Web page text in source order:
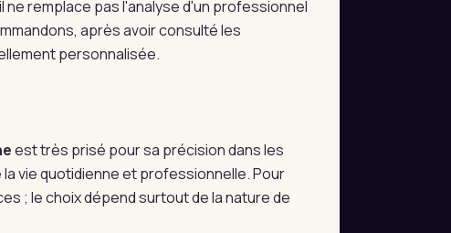
ne remplace pas l'analyse d'un professionnel
après avoir consulté les
personnalisée.
est très prisé pour sa précision dans les
vie quotidienne et professionnelle. Pour
; le choix dépend surtout de la nature de